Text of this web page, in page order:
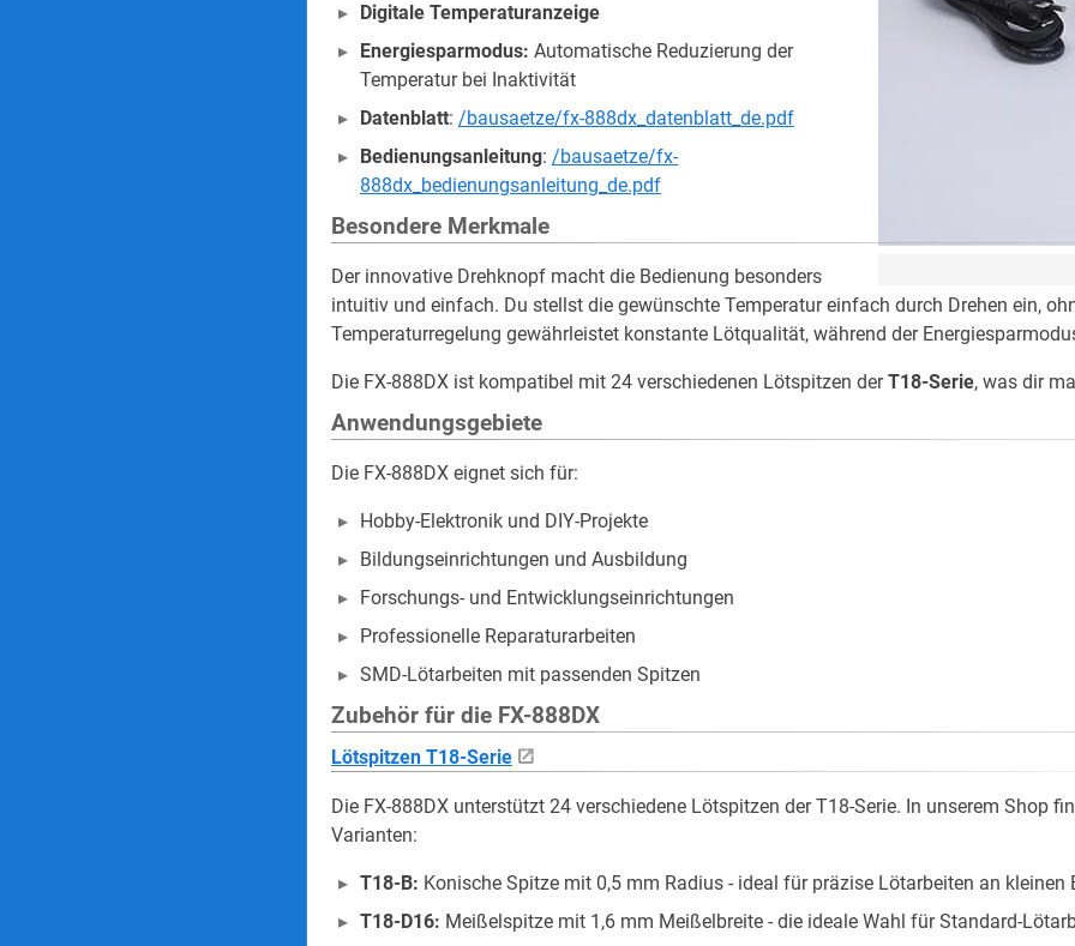
Digitale Temperaturanzeige
Energiesparmodus: Automatische Reduzierung der
Temperatur bei Inaktivität
Datenblatt: /bausaetze/fx-888dx_datenblatt_de.pdf
Bedienungsanleitung: /bausaetze/fx-
888dx_bedienungsanleitung_de.pdf
Besondere Merkmale
Der innovative Drehknopf macht die Bedienung besonders
intuitiv und einfach. Du stellst die gewünschte Temperatur einfach durch Drehen ein,
Temperaturregelung gewährleistet konstante Lötqualität, während der
Die FX-888DX ist kompatibel mit 24 verschiedenen Lötspitzen derT18-Serie, was dir
Anwendungsgebiete
Die FX-888DX eignet sich für:
Hobby-Elektronik und DIY-Projekte
Bildungseinrichtungen und Ausbildung
Forschungs- und Entwicklungseinrichtungen
Professionelle Reparaturarbeiten
SMD-Lötarbeiten mit passenden Spitzen
Zubehör für die FX-888DX
Lötspitzen T18-Serie
Die FX-888DX unterstützt 24 verschiedene Lötspitzen der T18-Serie. In unserem Shop
Varianten:
T18-B: Konische Spitze mit 0,5 mm Radius - ideal für präzise Lötarbeiten an
T18-D16: Meißelspitze mit 1,6 mm Meißelbreite - die ideale Wahl für Standard-